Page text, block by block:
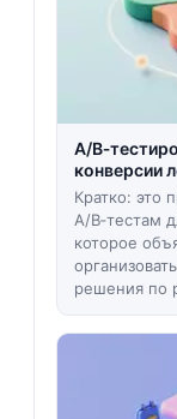
A/
конверсии
Кратко: это
A/B‑тестам
которое
решения по